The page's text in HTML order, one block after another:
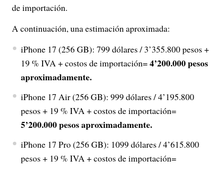
de importación.
A continuación, una estimación aproximada:
iPhone 17 (256 GB): 799 dólares / 3’355.800 pesos +
19 % IVA + costos de importación=4’200.000 pesos
aproximadamente.
iPhone 17 Air (256 GB): 999 dólares / 4’195.800
pesos + 19 % IVA + costos de importación=
5’200.000 pesos aproximadamente.
iPhone 17 Pro (256 GB): 1099 dólares / 4’615.800
pesos + 19 % IVA + costos de importación=